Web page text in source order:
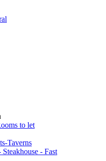
to let
Taverns
- Fast